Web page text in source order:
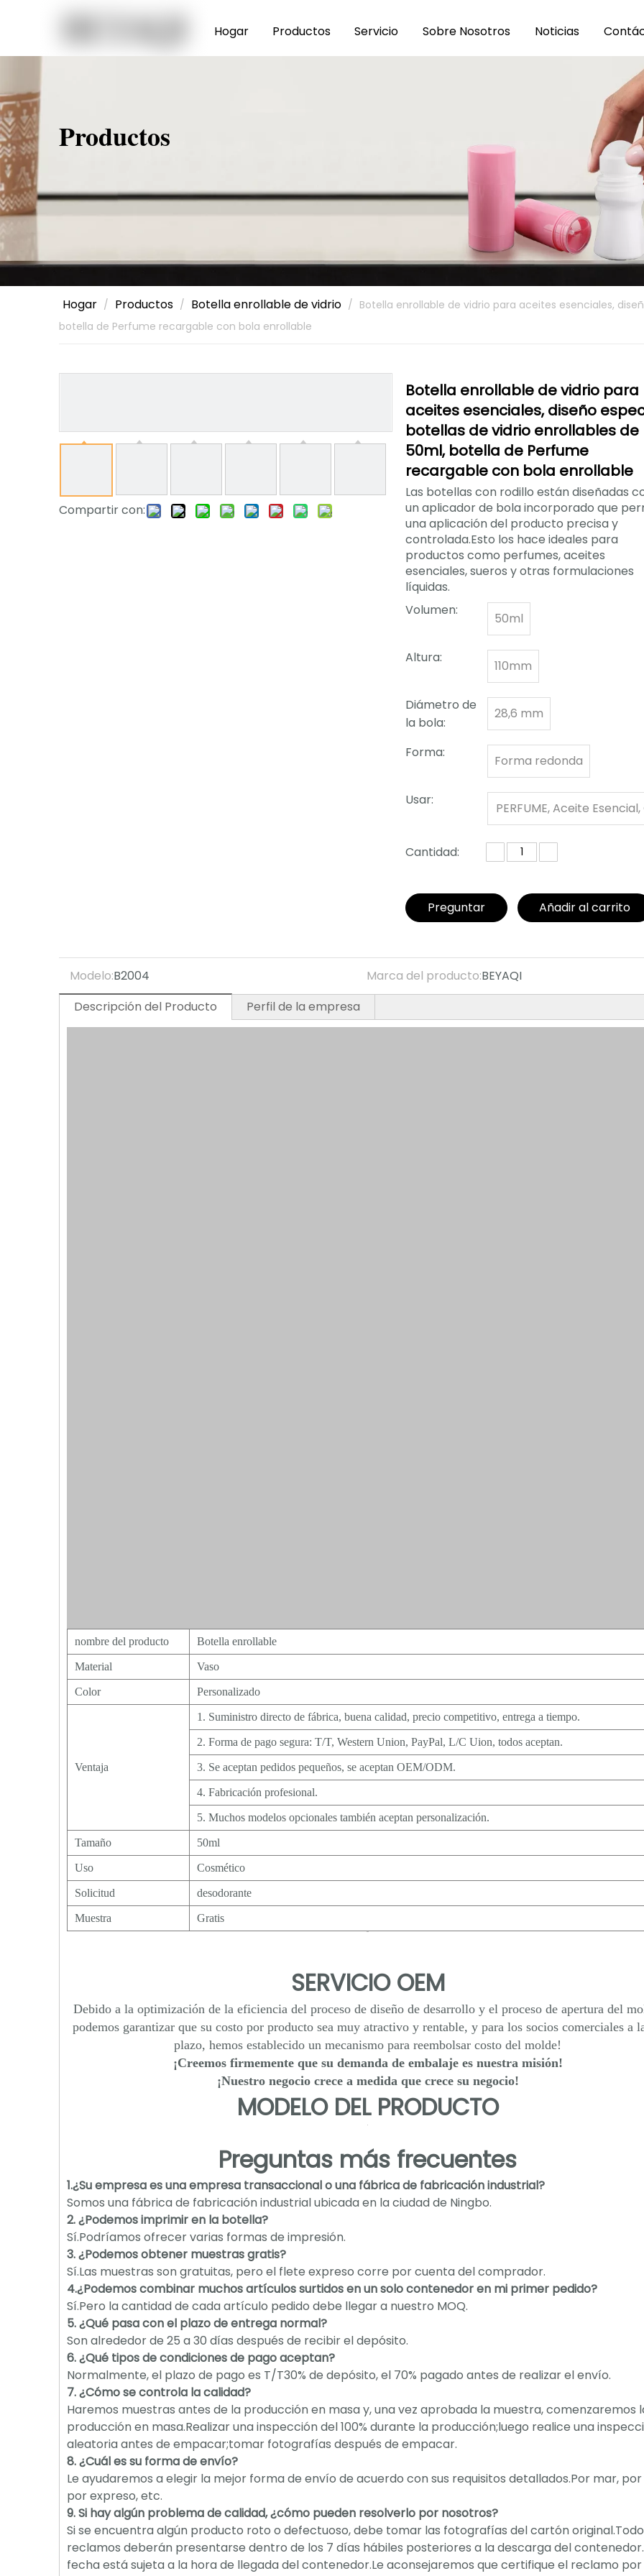
Hogar Productos Servicio Sobre Nosotros Noticias
Productos
Hogar / Productos / Botella enrollable de vidrio / Botella enrollable de vidrio para aceites esenciales,
botella de Perfume recargable con bola enrollable
Compartir con:
Botella enrollable de vidrio para
aceites esenciales, diseño
botellas de vidrio enrollables de
50ml, botella de Perfume
recargable con bola enrollable
Las botellas con rodillo están diseñadas
un aplicador de bola incorporado que
una aplicación del producto precisa y
controlada.Esto los hace ideales para
productos como perfumes, aceites
esenciales, sueros y otras formulaciones
líquidas.
Volumen:
50ml
Altura:
110mm
Diámetro de
la bola:
28,6 mm
Forma:
Forma redonda
Usar:
PERFUME, Aceite
Cantidad:
Preguntar Añadir al carrito
Modelo:B2004 Marca del producto:BEYAQI
Descripción del Producto
Perfil de la empresa
nombre del producto Botella enrollable
Material Vaso
Color Personalizado
Ventaja
1. Suministro directo de fábrica, buena calidad, precio competitivo, entrega a tiempo.
2. Forma de pago segura: T/T, Western Union, PayPal, L/C Uion, todos aceptan.
3. Se aceptan pedidos pequeños, se aceptan OEM/ODM.
4. Fabricación profesional.
5. Muchos modelos opcionales también aceptan personalización.
Tamaño 50ml
Uso Cosmético
Solicitud desodorante
Muestra Gratis
SERVICIO OEM
Debido a la optimización de la eficiencia del proceso de diseño de desarrollo y el proceso de apertura del
podemos garantizar que su costo por producto sea muy atractivo y rentable, y para los socios comerciales a
plazo, hemos establecido un mecanismo para reembolsar costo del molde!
¡Creemos firmemente que su demanda de embalaje es nuestra misión!
¡Nuestro negocio crece a medida que crece su negocio!
MODELO DEL PRODUCTO
Preguntas más frecuentes
1.¿Su empresa es una empresa transaccional o una fábrica de fabricación industrial?
Somos una fábrica de fabricación industrial ubicada en la ciudad de Ningbo.
2. ¿Podemos imprimir en la botella?
Sí.Podríamos ofrecer varias formas de impresión.
3. ¿Podemos obtener muestras gratis?
Sí.Las muestras son gratuitas, pero el flete expreso corre por cuenta del comprador.
4.¿Podemos combinar muchos artículos surtidos en un solo contenedor en mi primer pedido?
Sí.Pero la cantidad de cada artículo pedido debe llegar a nuestro MOQ.
5. ¿Qué pasa con el plazo de entrega normal?
Son alrededor de 25 a 30 días después de recibir el depósito.
6. ¿Qué tipos de condiciones de pago aceptan?
Normalmente, el plazo de pago es T/T30% de depósito, el 70% pagado antes de realizar el envío.
7. ¿Cómo se controla la calidad?
Haremos muestras antes de la producción en masa y, una vez aprobada la muestra, comenzaremos
producción en masa.Realizar una inspección del 100% durante la producción;luego realice una
aleatoria antes de empacar;tomar fotografías después de empacar.
8. ¿Cuál es su forma de envío?
Le ayudaremos a elegir la mejor forma de envío de acuerdo con sus requisitos detallados.Por mar, por
por expreso, etc.
9. Si hay algún problema de calidad, ¿cómo pueden resolverlo por nosotros?
Si se encuentra algún producto roto o defectuoso, debe tomar las fotografías del cartón
reclamos deberán presentarse dentro de los 7 días hábiles posteriores a la descarga del
fecha está sujeta a la hora de llegada del contenedor.Le aconsejaremos que certifique el reclamo por